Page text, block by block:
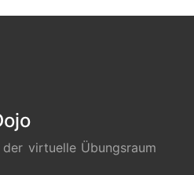
virtuelle Übungsraum